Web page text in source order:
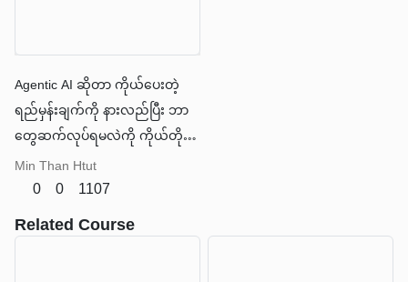
Agentic AI ဆိုတာ ကိုယ်ပေးတဲ့
ရည်မှန်းချက်ကို နားလည်ပြီး ဘာ
တွေဆက်လုပ်ရမလဲကို ကိုယ်တိုင်
စဉ်းစားဆုံးဖြတ်ကာ အလုပ်ကို အစ
အဆုံး ပြီးမြောက်အောင် လုပ်နိုင်တဲ့
စမတ် လက်ထောက်တစ်ဦး နဲ့ တူပါ
တယ်။
Min Than Htut
0 0 1107
Related Course